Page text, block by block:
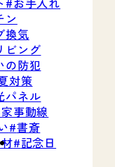
ン
換気
ビング
の防犯
対策
パネル
家事動線
書斎
記念日